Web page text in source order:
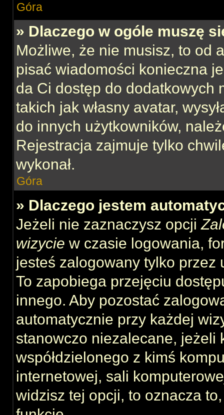
Góra
» Dlaczego w ogóle muszę
Możliwe, że nie musisz, to od
pisać wiadomości konieczna
da Ci dostęp do dodatkowych
takich jak własny avatar,
do innych użytkowników,
Rejestracja zajmuje tylko
wykonał.
Góra
» Dlaczego jestem
Jeżeli nie zaznaczysz opcji
wizycie w czasie logowania,
jesteś zalogowany tylko
To zapobiega przejęciu
innego. Aby pozostać
automatycznie przy każdej
stanowczo niezalecane, jeżeli
współdzielonego z kimś
internetowej, sali
widzisz tej opcji, to oznacza